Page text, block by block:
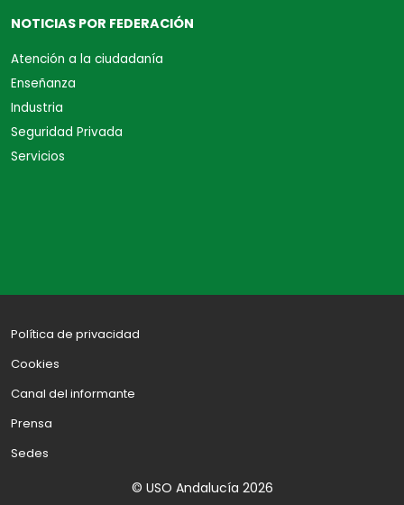
NOTICIAS POR FEDERACIÓN
Atención a la ciudadanía
Enseñanza
Industria
Seguridad Privada
Servicios
Política de privacidad
Cookies
Canal del informante
Prensa
Sedes
© USO Andalucía 2026